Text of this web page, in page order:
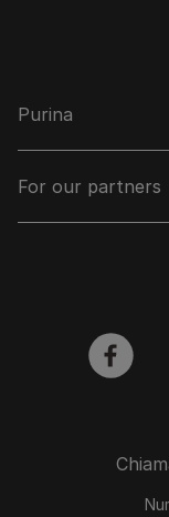
Purina
For our partners